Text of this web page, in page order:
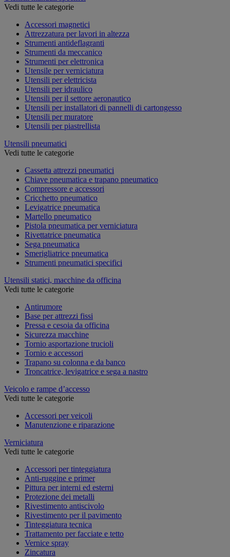
Vedi tutte le categorie
Accessori magnetici
Attrezzatura per lavori in altezza
Strumenti antideflagranti
Strumenti da meccanico
Strumenti per elettronica
Utensile per verniciatura
Utensili per elettricista
Utensili per idraulico
Utensili per il settore aeronautico
Utensili per installatori di pannelli di cartongesso
Utensili per muratore
Utensili per piastrellista
Utensili pneumatici
Vedi tutte le categorie
Cassetta attrezzi pneumatici
Chiave pneumatica e trapano pneumatico
Compressore e accessori
Cricchetto pneumatico
Levigatrice pneumatica
Martello pneumatico
Pistola pneumatica per verniciatura
Rivettatrice pneumatica
Sega pneumatica
Smerigliatrice pneumatica
Strumenti pneumatici specifici
Utensili statici, macchine da officina
Vedi tutte le categorie
Antirumore
Base per attrezzi fissi
Pressa e cesoia da officina
Sicurezza macchine
Tornio asportazione trucioli
Tornio e accessori
Trapano su colonna e da banco
Troncatrice, levigatrice e sega a nastro
Veicolo e rampe d’accesso
Vedi tutte le categorie
Accessori per veicoli
Manutenzione e riparazione
Verniciatura
Vedi tutte le categorie
Accessori per tinteggiatura
Anti-ruggine e primer
Pittura per interni ed esterni
Protezione dei metalli
Rivestimento antiscivolo
Rivestimento per il pavimento
Tinteggiatura tecnica
Trattamento per facciate e tetto
Vernice spray
Zincatura